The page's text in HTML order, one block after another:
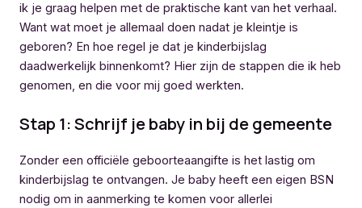
ik je graag helpen met de praktische kant van het verhaal.
Want wat moet je allemaal doen nadat je kleintje is
geboren? En hoe regel je dat je kinderbijslag
daadwerkelijk binnenkomt? Hier zijn de stappen die ik heb
genomen, en die voor mij goed werkten.
Stap 1: Schrijf je baby in bij de gemeente
Zonder een officiële geboorteaangifte is het lastig om
kinderbijslag te ontvangen. Je baby heeft een eigen BSN
nodig om in aanmerking te komen voor allerlei